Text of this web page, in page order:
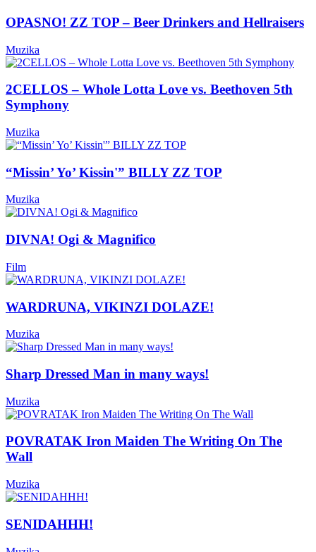
OPASNO! ZZ TOP – Beer Drinkers and Hellraisers
Muzika
2CELLOS – Whole Lotta Love vs. Beethoven 5th
Symphony
Muzika
“Missin’ Yo’ Kissin'” BILLY ZZ TOP
Muzika
DIVNA! Ogi & Magnifico
Film
WARDRUNA, VIKINZI DOLAZE!
Muzika
Sharp Dressed Man in many ways!
Muzika
POVRATAK Iron Maiden The Writing On The
Wall
Muzika
SENIDAHHH!